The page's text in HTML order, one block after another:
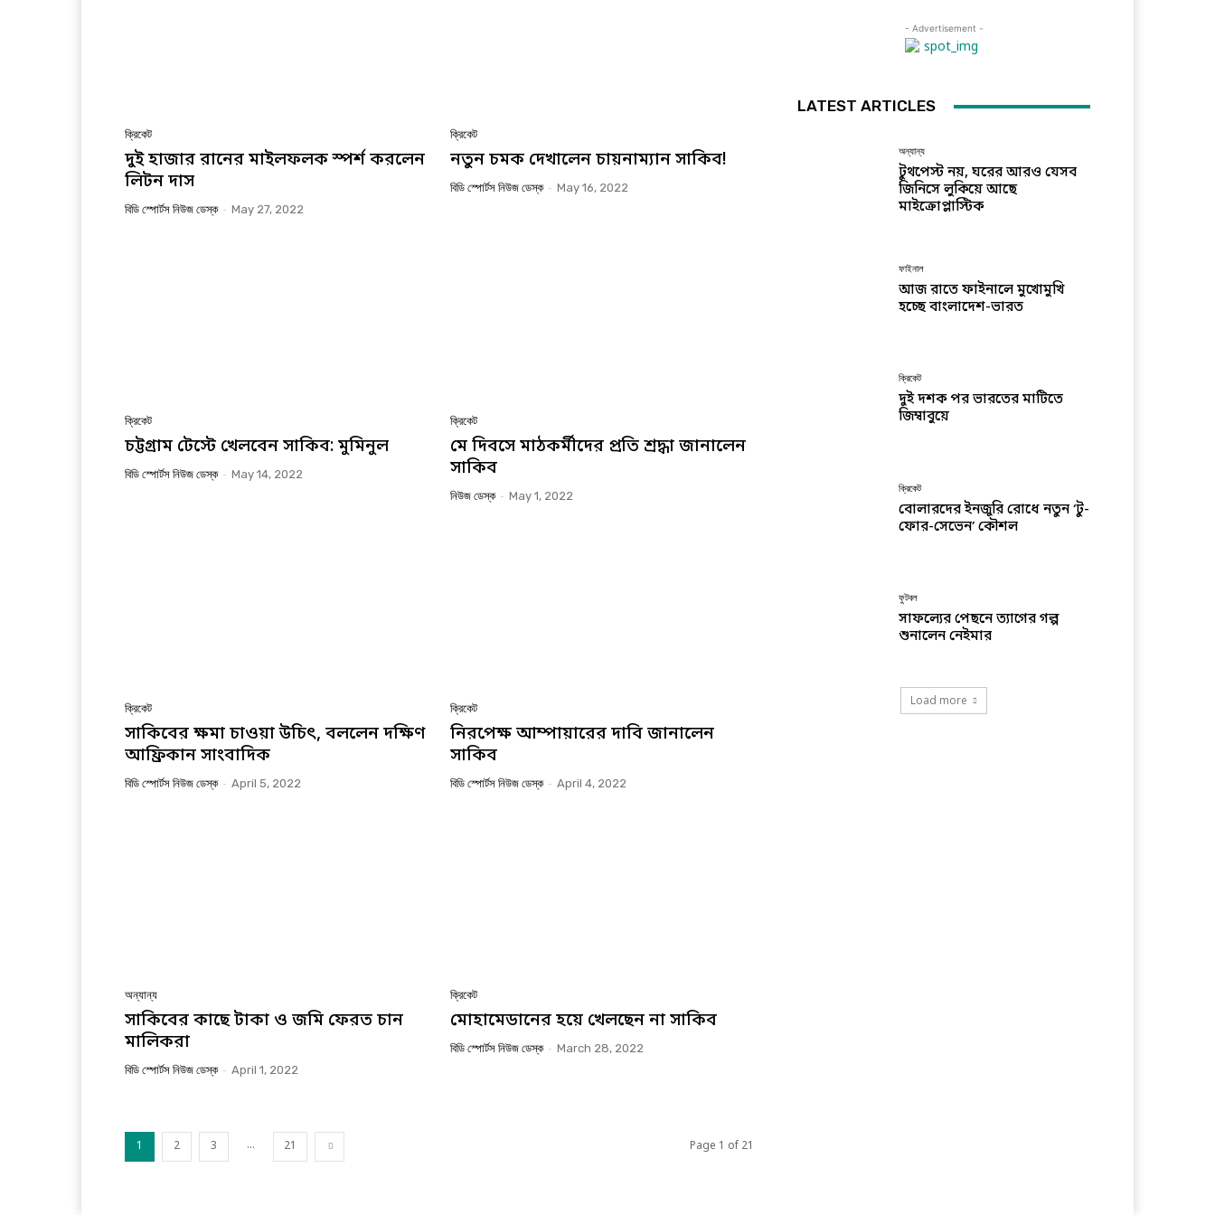
ক্রিকেট
দুই হাজার রানের মাইলফলক স্পর্শ করলেন
লিটন দাস
বিডি স্পোর্টস নিউজ ডেস্ক - May 27, 2022
ক্রিকেট
নতুন চমক দেখালেন চায়নাম্যান সাকিব!
বিডি স্পোর্টস নিউজ ডেস্ক - May 16, 2022
ক্রিকেট
চট্টগ্রাম টেস্টে খেলবেন সাকিব: মুমিনুল
বিডি স্পোর্টস নিউজ ডেস্ক - May 14, 2022
ক্রিকেট
মে দিবসে মাঠকর্মীদের প্রতি শ্রদ্ধা জানালেন
সাকিব
নিউজ ডেস্ক - May 1, 2022
ক্রিকেট
সাকিবের ক্ষমা চাওয়া উচিৎ, বললেন দক্ষিণ
আফ্রিকান সাংবাদিক
বিডি স্পোর্টস নিউজ ডেস্ক - April 5, 2022
ক্রিকেট
নিরপেক্ষ আম্পায়ারের দাবি জানালেন
সাকিব
বিডি স্পোর্টস নিউজ ডেস্ক - April 4, 2022
অন্যান্য
সাকিবের কাছে টাকা ও জমি ফেরত চান
মালিকরা
বিডি স্পোর্টস নিউজ ডেস্ক - April 1, 2022
ক্রিকেট
মোহামেডানের হয়ে খেলছেন না সাকিব
বিডি স্পোর্টস নিউজ ডেস্ক - March 28, 2022
1 2 3 ... 21 Page 1 of 21
- Advertisement -
LATEST ARTICLES
অন্যান্য
টুথপেস্ট নয়, ঘরের আরও যেসব
জিনিসে লুকিয়ে আছে
মাইক্রোপ্লাস্টিক
ফাইনাল
আজ রাতে ফাইনালে মুখোমুখি
হচ্ছে বাংলাদেশ-ভারত
ক্রিকেট
দুই দশক পর ভারতের মাটিতে
জিম্বাবুয়ে
ক্রিকেট
বোলারদের ইনজুরি রোধে নতুন ‘টু-
ফোর-সেভেন’ কৌশল
ফুটবল
সাফল্যের পেছনে ত্যাগের গল্প
শুনালেন নেইমার
Load more